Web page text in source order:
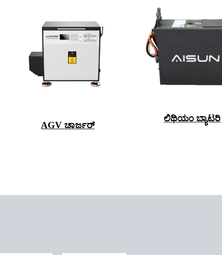
AGV ಚಾರ್ಜರ್
ಲಿಥಿಯಂ ಬ್ಯಾಟರಿ